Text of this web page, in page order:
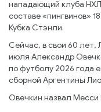
нападающий клуба НХЛ
составе «пингвинов»
Кубка Стэнли.
Сейчас, в свои 60 лет,
июля Александр
по футболу 2026 года
сборной Аргентины
Овечкин назвал Месси